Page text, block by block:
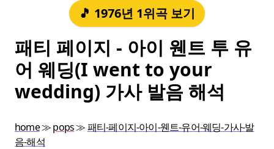
🎵 1976년 1위곡 보기
패티 페이지 - 아이 웬트 투 유
어 웨딩(I went to your
wedding) 가사 발음 해석
home≫pops≫패티-페이지-아이-웬트-유어-웨딩-가사-발
음-해석